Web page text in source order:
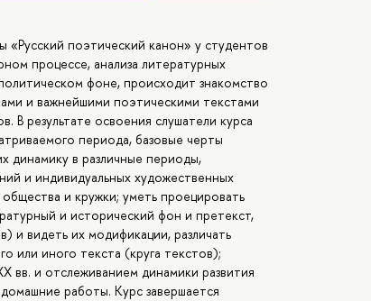
«Русский поэтический канон» у студентов
процессе, анализа литературных
фоне, происходит знакомство
и важнейшими поэтическими текстами
В результате освоения слушатели курса
периода, базовые черты
динамику в различные периоды,
и индивидуальных художественных
и кружки; уметь проецировать
и исторический фон и претекст,
и видеть их модификации, различать
или иного текста (круга текстов);
вв. и отслеживанием динамики развития
работы. Курс завершается